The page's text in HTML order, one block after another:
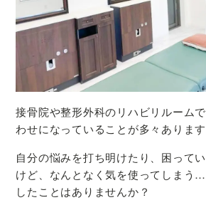
接骨院や整形外科のリハビリルーム
わせになっていることが多々あります
自分の悩みを打ち明けたり、困って
けど、なんとなく気を使ってしまう
したことはありませんか？